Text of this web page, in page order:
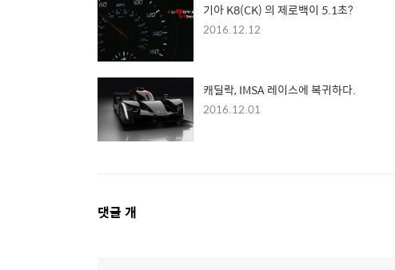
기아 K8(CK) 의 제로백이 5.1초?
2016.12.12
캐딜락, IMSA 레이스에 복귀하다.
2016.12.01
댓
댓글 개